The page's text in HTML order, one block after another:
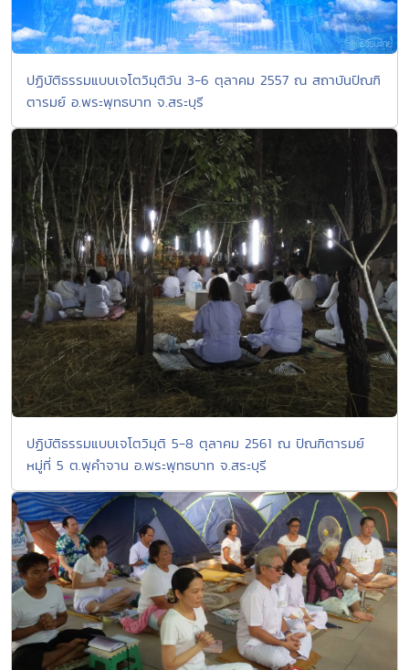
ปฏิบัติธรรมแบบเจโตวิมุติวัน 3-6 ตุลาคม 2557 ณ สถาบันปัณฑิ
ตารมย์ อ.พระพุทธบาท จ.สระบุรี
ปฏิบัติธรรมแบบเจโตวิมุติ 5-8 ตุลาคม 2561 ณ ปัณฑิตารมย์
หมู่ที่ 5 ต.พุคำจาน อ.พระพุทธบาท จ.สระบุรี